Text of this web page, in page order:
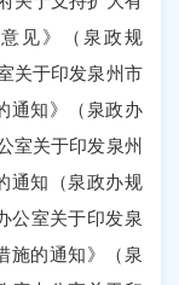
见》（泉政规
关于印发泉州市
通知》（泉政办
室关于印发泉州
通知（泉政办规
公室关于印发泉
施的通知》（泉